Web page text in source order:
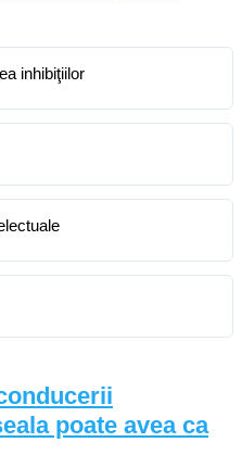
inhibiţiilor
poate avea ca